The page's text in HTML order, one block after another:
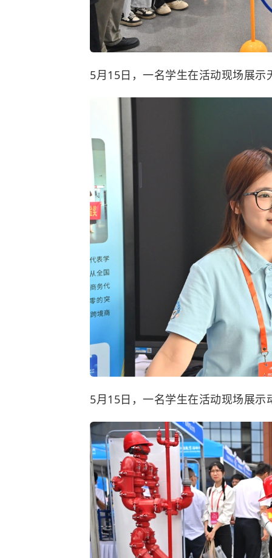
5月15日，一名学生在活动现场展
5月15日，一名学生在活动现场展